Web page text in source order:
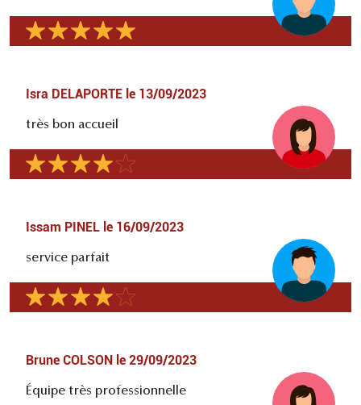
Isra DELAPORTE le 13/09/2023
très bon accueil
Issam PINEL le 16/09/2023
service parfait
Brune COLSON le 29/09/2023
Équipe très professionnelle